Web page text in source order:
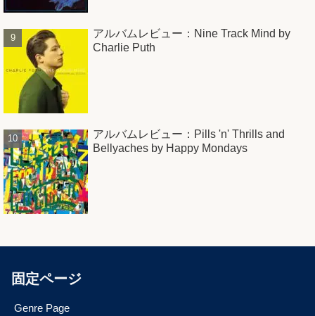
アルバムレビュー：Nine Track Mind by
Charlie Puth
アルバムレビュー：Pills 'n' Thrills and
Bellyaches by Happy Mondays
固定ページ
Genre Page